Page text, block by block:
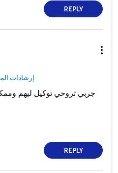
REPLY
إرشادات
جربي تروحي توكيل ليهم
REPLY